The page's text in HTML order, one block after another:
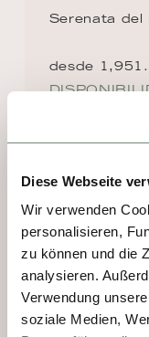
Diese Webseite
Wir verwenden
personalisieren,
zu können und die
analysieren.
Verwendung
soziale Medien,
Serenata del
desde
DESTINOS
DÍA 1, 2 -
Viena es una
vitalidad